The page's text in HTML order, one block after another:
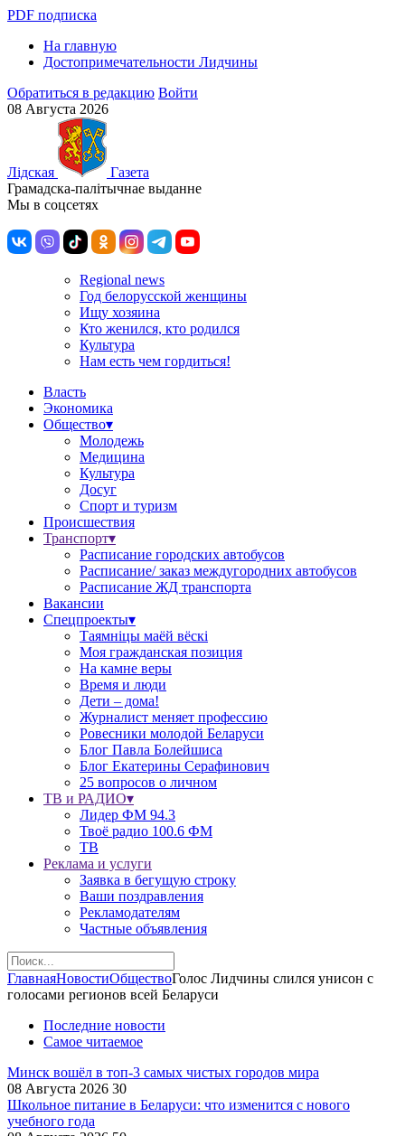
PDF подписка
На главную
Достопримечательности Лидчины
Обратиться в редакцию Войти
08 Августа 2026
Лiдская
Газета
Грамадска-палiтычнае выданне
Мы в соцсетях
Regional news
Год белорусской женщины
Ищу хозяина
Кто женился, кто родился
Культура
Нам есть чем гордиться!
Власть
Экономика
Общество▾
Молодежь
Медицина
Культура
Досуг
Спорт и туризм
Происшествия
Транспорт▾
Расписание городских автобусов
Расписание/ заказ междугородних автобусов
Расписание ЖД транспорта
Вакансии
Спецпроекты▾
Таямніцы маёй вёскі
Моя гражданская позиция
На камне веры
Время и люди
Дети – дома!
Журналист меняет профессию
Ровесники молодой Беларуси
Блог Павла Болейшиса
Блог Екатерины Серафинович
25 вопросов о личном
ТВ и РАДИО▾
Лидер ФМ 94.3
Твоё радио 100.6 ФМ
ТВ
Реклама и услуги
Заявка в бегущую строку
Ваши поздравления
Рекламодателям
Частные объявления
ГлавнаяНовостиОбществоГолос Лидчины слился унисон с
голосами регионов всей Беларуси
Последние новости
Самое читаемое
Минск вошёл в топ-3 самых чистых городов мира
08 Августа 2026 30
Школьное питание в Беларуси: что изменится с нового
учебного года